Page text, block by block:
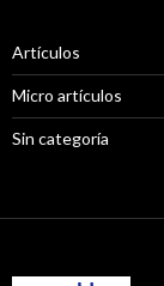
Artículos
Micro artículos
Sin categoría